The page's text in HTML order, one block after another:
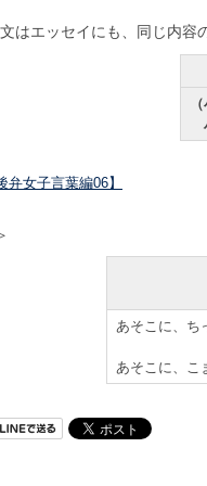
文はエッセイにも、同じ内容
弁女子言葉編06】
あそこに、ち
あそこに、こ